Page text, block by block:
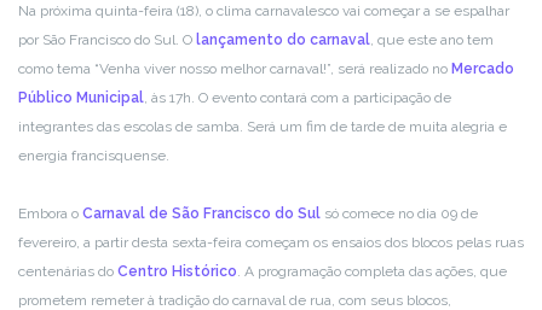
Na próxima quinta-feira (18), o clima carnavalesco vai começar a se espalhar
por São Francisco do Sul. O lançamento do carnaval , que este ano tem
como tema “Venha viver nosso melhor carnaval!”, será realizado no Mercado
Público Municipal , às 17h. O evento contará com a participação de
integrantes das escolas de samba. Será um fim de tarde de muita alegria e
energia francisquense.
Embora o Carnaval de São Francisco do Sul só comece no dia 09 de
fevereiro, a partir desta sexta-feira começam os ensaios dos blocos pelas ruas
centenárias do Centro Histórico . A programação completa das ações, que
prometem remeter à tradição do carnaval de rua, com seus blocos,